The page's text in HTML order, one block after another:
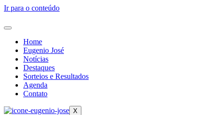
Ir para o conteúdo
Home
Eugenio José
Notícias
Destaques
Sorteios e Resultados
Agenda
Contato
X